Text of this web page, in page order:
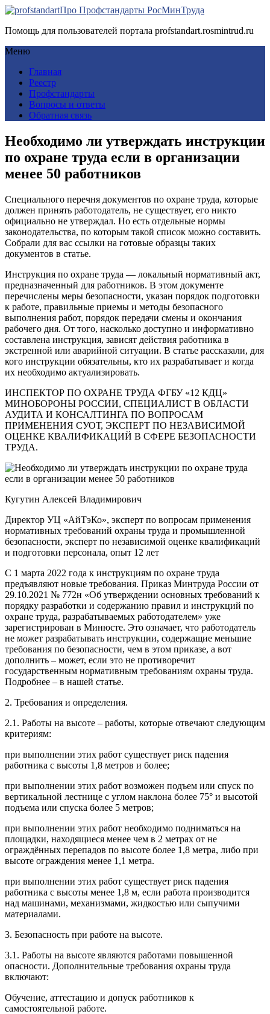
Про Профстандарты РосМинТруда
Помощь для пользователей портала profstandart.rosmintrud.ru
Меню
Главная
Реестр
Профстандарты
Вопросы и ответы
Обратная связь
Необходимо ли утверждать инструкции
по охране труда если в организации
менее 50 работников
Специального перечня документов по охране труда, которые
должен принять работодатель, не существует, его никто
официально не утверждал. Но есть отдельные нормы
законодательства, по которым такой список можно составить.
Собрали для вас ссылки на готовые образцы таких
документов в статье.
Инструкция по охране труда — локальный нормативный акт,
предназначенный для работников. В этом документе
перечислены меры безопасности, указан порядок подготовки
к работе, правильные приемы и методы безопасного
выполнения работ, порядок передачи смены и окончания
рабочего дня. От того, насколько доступно и информативно
составлена инструкция, зависят действия работника в
экстренной или аварийной ситуации. В статье рассказали, для
кого инструкции обязательны, кто их разрабатывает и когда
их необходимо актуализировать.
ИНСПЕКТОР ПО ОХРАНЕ ТРУДА ФГБУ «12 КДЦ»
МИНОБОРОНЫ РОССИИ, СПЕЦИАЛИСТ В ОБЛАСТИ
АУДИТА И КОНСАЛТИНГА ПО ВОПРОСАМ
ПРИМЕНЕНИЯ СУОТ, ЭКСПЕРТ ПО НЕЗАВИСИМОЙ
ОЦЕНКЕ КВАЛИФИКАЦИЙ В СФЕРЕ БЕЗОПАСНОСТИ
ТРУДА.
Кугутин Алексей Владимирович
Директор УЦ «АйТэКо», эксперт по вопросам применения
нормативных требований охраны труда и промышленной
безопасности, эксперт по независимой оценке квалификаций
и подготовки персонала, опыт 12 лет
С 1 марта 2022 года к инструкциям по охране труда
предъявляют новые требования. Приказ Минтруда России от
29.10.2021 № 772н «Об утверждении основных требований к
порядку разработки и содержанию правил и инструкций по
охране труда, разрабатываемых работодателем» уже
зарегистрирован в Минюсте. Это означает, что работодатель
не может разрабатывать инструкции, содержащие меньшие
требования по безопасности, чем в этом приказе, а вот
дополнить – может, если это не противоречит
государственным нормативным требованиям охраны труда.
Подробнее – в нашей статье.
2. Требования и определения.
2.1. Работы на высоте – работы, которые отвечают следующим
критериям:
при выполнении этих работ существует риск падения
работника с высоты 1,8 метров и более;
при выполнении этих работ возможен подъем или спуск по
вертикальной лестнице с углом наклона более 75° и высотой
подъема или спуска более 5 метров;
при выполнении этих работ необходимо подниматься на
площадки, находящиеся менее чем в 2 метрах от не
ограждённых перепадов по высоте более 1,8 метра, либо при
высоте ограждения менее 1,1 метра.
при выполнении этих работ существует риск падения
работника с высоты менее 1,8 м, если работа производится
над машинами, механизмами, жидкостью или сыпучими
материалами.
3. Безопасность при работе на высоте.
3.1. Работы на высоте являются работами повышенной
опасности. Дополнительные требования охраны труда
включают:
Обучение, аттестацию и допуск работников к
самостоятельной работе.